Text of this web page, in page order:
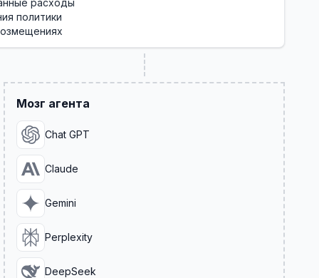
расходы
политики
Мозг агента
Chat GPT
Claude
Gemini
Perplexity
DeepSeek